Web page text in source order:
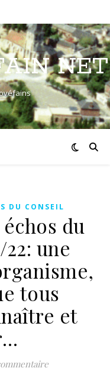
NET
DU CONSEIL
du
une
tous
et